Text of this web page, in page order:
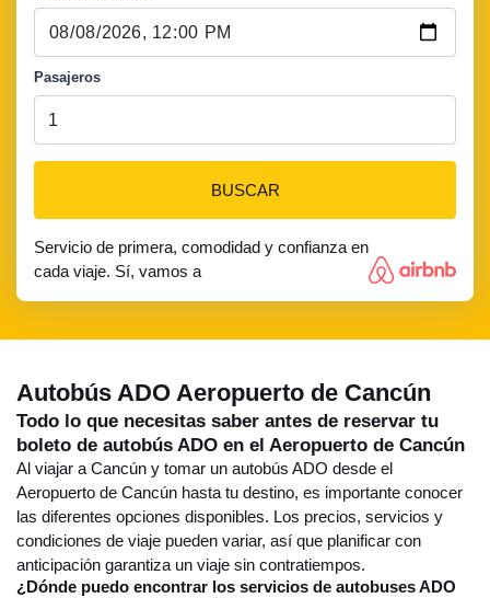
Pasajeros
BUSCAR
Servicio de primera, comodidad y confianza en
cada viaje. Sí, vamos a
Autobús ADO Aeropuerto de Cancún
Todo lo que necesitas saber antes de reservar tu
boleto de autobús ADO en el Aeropuerto de Cancún
Al viajar a Cancún y tomar un autobús ADO desde el
Aeropuerto de Cancún hasta tu destino, es importante conocer
las diferentes opciones disponibles. Los precios, servicios y
condiciones de viaje pueden variar, así que planificar con
anticipación garantiza un viaje sin contratiempos.
¿Dónde puedo encontrar los servicios de autobuses ADO